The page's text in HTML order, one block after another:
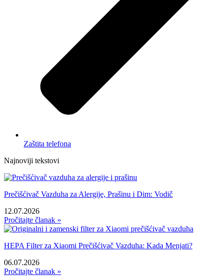
Zaštita telefona
Najnoviji tekstovi
Prečišćivač Vazduha za Alergije, Prašinu i Dim: Vodič
12.07.2026
Pročitajte članak »
HEPA Filter za Xiaomi Prečišćivač Vazduha: Kada Menjati?
06.07.2026
Pročitajte članak »